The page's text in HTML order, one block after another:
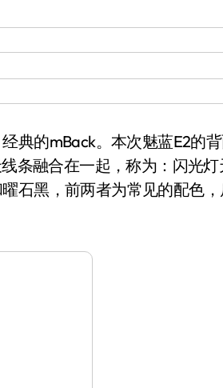
的mBack。本次魅蓝E2的
条融合在一起，称为：闪光
石黑，前两者为常见的配色